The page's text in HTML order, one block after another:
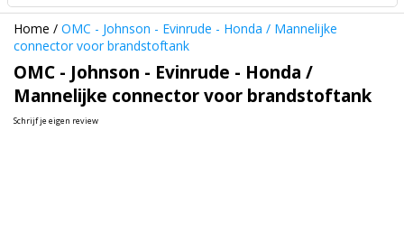
Home / OMC - Johnson - Evinrude - Honda / Mannelijke
connector voor brandstoftank
OMC - Johnson - Evinrude - Honda /
Mannelijke connector voor brandstoftank
Schrijf je eigen review